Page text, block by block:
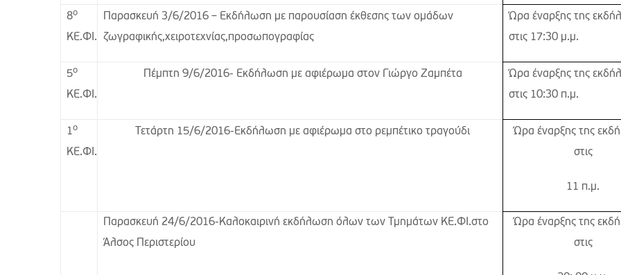
8ο
ΚΕ.ΦΙ.
Παρασκευή 3/6/2016 – Εκδήλωση με παρουσίαση έκθεσης των ομάδων
ζωγραφικής,χειροτεχνίας,προσωπογραφίας
Ώρα έναρξης της
στις 17:30 μ.μ.
5ο
ΚΕ.ΦΙ.
Πέμπτη 9/6/2016- Εκδήλωση με αφιέρωμα στον Γιώργο Ζαμπέτα
Ώρα έναρξης της
στις 10:30 π.μ.
1ο
ΚΕ.ΦΙ.
Τετάρτη 15/6/2016-Εκδήλωση με αφιέρωμα στο ρεμπέτικο τραγούδι
Ώρα έναρξης της
στις
11 π.μ.
Παρασκευή 24/6/2016-Καλοκαιρινή εκδήλωση όλων των Τμημάτων ΚΕ.ΦΙ.στο
Άλσος Περιστερίου
Ώρα έναρξης της
στις